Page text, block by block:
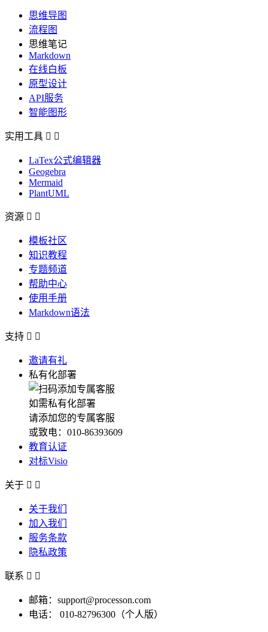
思维导图
流程图
思维笔记
Markdown
在线白板
原型设计
API服务
智能图形
实用工具  
LaTex公式编辑器
Geogebra
Mermaid
PlantUML
资源  
模板社区
知识教程
专题频道
帮助中心
使用手册
Markdown语法
支持  
邀请有礼
私有化部署
如需私有化部署
请添加您的专属客服
或致电：010-86393609
教育认证
对标Visio
关于  
关于我们
加入我们
服务条款
隐私政策
联系  
邮箱：support@processon.com
电话：
010-82796300（个人版）